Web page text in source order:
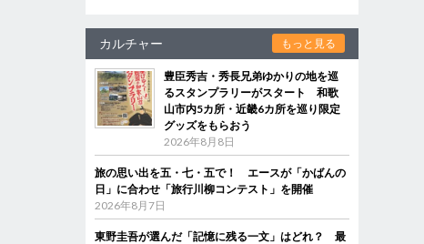
カルチャー もっと見る
豊臣秀吉・秀長兄弟ゆかりの地を巡
るスタンプラリーがスタート 和歌
山市内5カ所・近畿6カ所を巡り限定
グッズをもらおう
2026年8月8日
旅の思い出を五・七・五で！ エースが「かばんの
日」に合わせ「旅行川柳コンテスト」を開催
2026年8月7日
東野圭吾が選んだ「記憶に残る一文」はどれ？ 最